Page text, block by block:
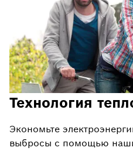
Технология
Экономьте
выбросы с помощью